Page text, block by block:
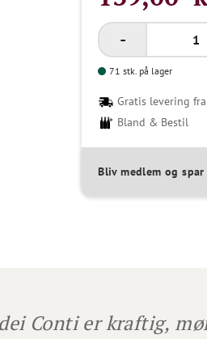
Gratis levering
Bland & Bestil
71 stk. på lager
Bliv medlem og
Conti er kraftig,